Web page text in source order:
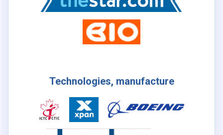
Technologies, manufacture